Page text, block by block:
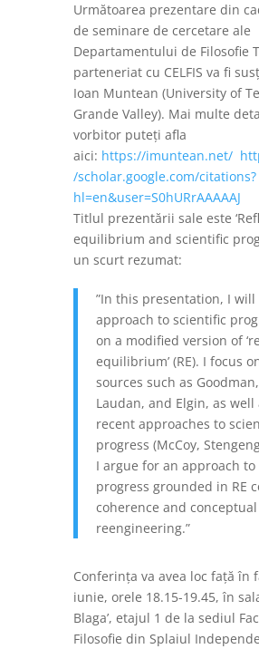
Următoarea prezentare din
de seminare de cercetare ale
Departamentului de Filosofie
parteneriat cu CELFIS va fi
Ioan Muntean (University of
Grande Valley). Mai multe
vorbitor puteți afla
aici: https://imuntean.net/
/scholar.google.com/citations?
hl=en&user=S0hURrAAAAAJ
Titlul prezentării sale este
equilibrium and scientific
un scurt rezumat:
”In this presentation, I will
approach to scientific
on a modified version of
equilibrium’ (RE). I focus
sources such as
Laudan, and Elgin, as well
recent approaches to
progress (McCoy,
I argue for an approach to
progress grounded in RE
coherence and conceptual
reengineering.”
Conferinţa va avea loc faţă în
iunie, orele 18.15-19.45, în
Blaga’, etajul 1 de la sediul
Filosofie din Splaiul